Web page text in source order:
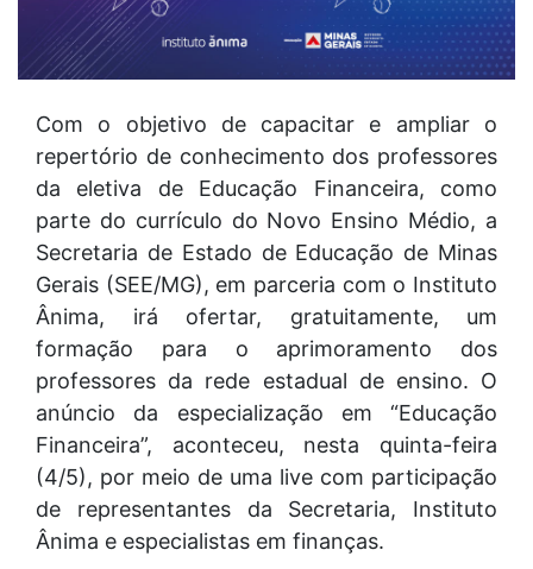
Com o objetivo de capacitar e ampliar o
repertório de conhecimento dos professores
da eletiva de Educação Financeira, como
parte do currículo do Novo Ensino Médio, a
Secretaria de Estado de Educação de Minas
Gerais (SEE/MG), em parceria com o Instituto
Ânima, irá ofertar, gratuitamente, um
formação para o aprimoramento dos
professores da rede estadual de ensino. O
anúncio da especialização em “Educação
Financeira”, aconteceu, nesta quinta-feira
(4/5), por meio de uma live com participação
de representantes da Secretaria, Instituto
Ânima e especialistas em finanças.